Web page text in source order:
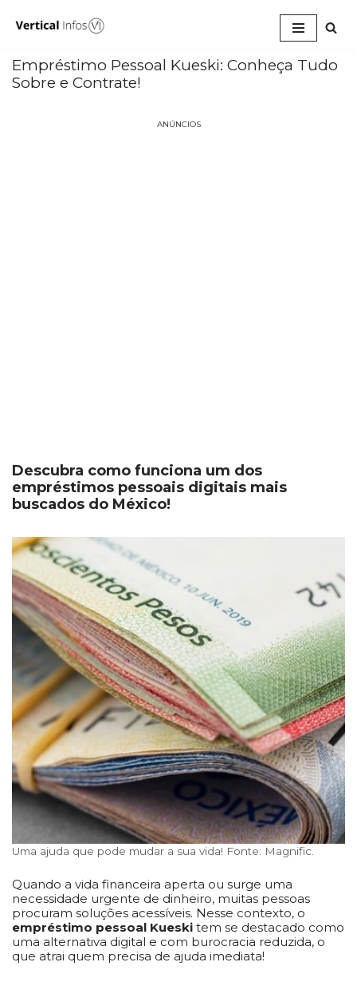
para
o
conteúdo
Empréstimo Pessoal Kueski: Conheça Tudo
Sobre e Contrate!
ANÚNCIOS
Descubra como funciona um dos
empréstimos pessoais digitais mais
buscados do México!
Uma ajuda que pode mudar a sua vida! Fonte: Magnific.
Quando a vida financeira aperta ou surge uma
necessidade urgente de dinheiro, muitas pessoas
procuram soluções acessíveis. Nesse contexto, o
empréstimo pessoal Kueski tem se destacado como
uma alternativa digital e com burocracia reduzida, o
que atrai quem precisa de ajuda imediata!